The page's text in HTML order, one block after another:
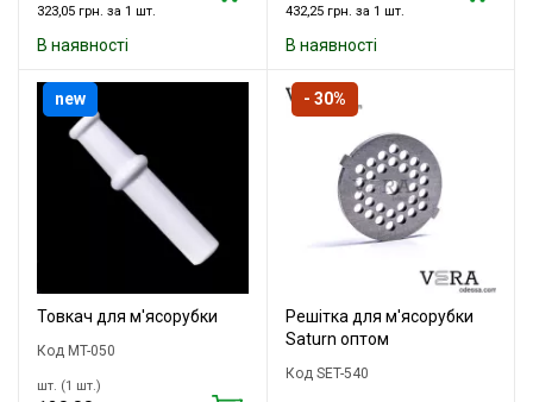
323,05 грн. за 1 шт.
В наявності
432,25 грн. за 1 шт.
В наявності
Товкач для м'ясорубки
Код MT-050
шт. (1 шт.)
new
Решітка для м'ясорубки
Saturn оптом
Код SET-540
- 30%